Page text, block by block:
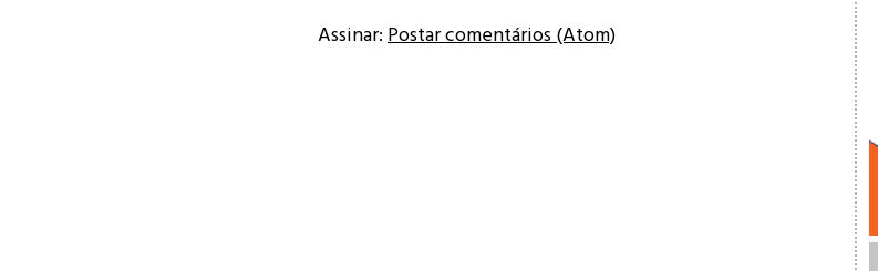
Assinar: Postar comentários (Atom)